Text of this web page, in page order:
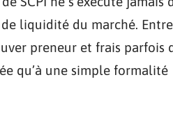
liquidité du marché.
preneur et frais parfois
qu’à une simple formalité